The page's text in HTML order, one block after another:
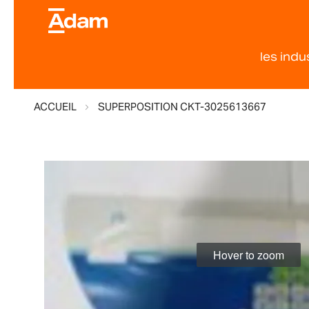
les
ACCUEIL SUPERPOSITION CKT-3025613667
images
gallery
Hover to zoom